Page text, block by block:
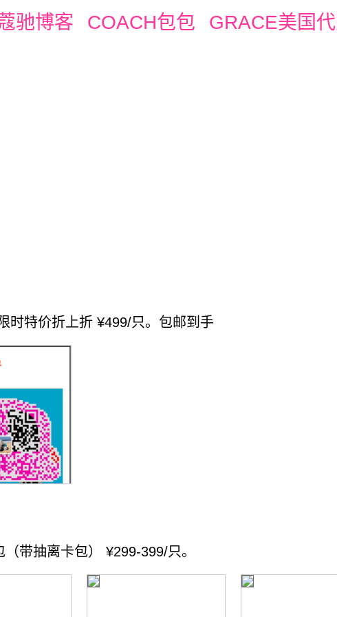
驰博客 COACH包包 GRACE美国
时特价折上折 ¥499/只。包邮到手
带抽离卡包） ¥299-399/只。